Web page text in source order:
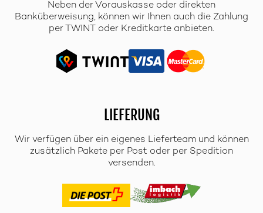
Neben der Vorauskasse oder direkten
Banküberweisung, können wir Ihnen auch die Zahlung
per TWINT oder Kreditkarte anbieten.
LIEFERUNG
Wir verfügen über ein eigenes Lieferteam und können
zusätzlich Pakete per Post oder per Spedition
versenden.